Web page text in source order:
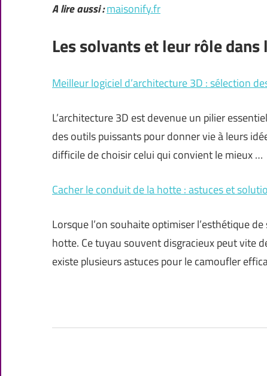
A lire aussi :maisonify.fr
Les solvants et leur rôle
Meilleur logiciel d’architecture 3D : sélection
L’architecture 3D est devenue un pilier
des outils puissants pour donner vie à leurs
difficile de choisir celui qui convient le mieux …
Cacher le conduit de la hotte : astuces et
Lorsque l’on souhaite optimiser l’esthétique
hotte. Ce tuyau souvent disgracieux peut vite
existe plusieurs astuces pour le camoufler